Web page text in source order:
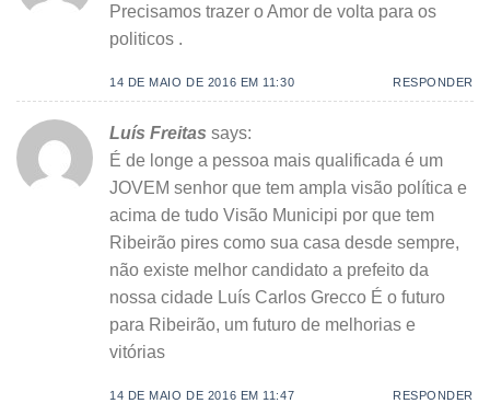
Precisamos trazer o Amor de volta para os
politicos .
14 DE MAIO DE 2016 EM 11:30 RESPONDER
Luís Freitas says:
É de longe a pessoa mais qualificada é um
JOVEM senhor que tem ampla visão política e
acima de tudo Visão Municipi por que tem
Ribeirão pires como sua casa desde sempre,
não existe melhor candidato a prefeito da
nossa cidade Luís Carlos Grecco É o futuro
para Ribeirão, um futuro de melhorias e
vitórias
14 DE MAIO DE 2016 EM 11:47 RESPONDER